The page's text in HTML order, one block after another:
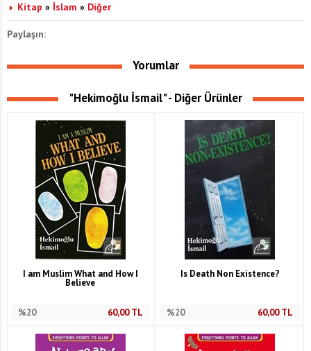
Kitap » İslam » Diğer
Paylaşın:
Yorumlar
"Hekimoğlu İsmail" - Diğer Ürünler
I am Muslim What and How I
Believe
%20 60,00TL
Is Death Non Existence?
%20 60,00TL